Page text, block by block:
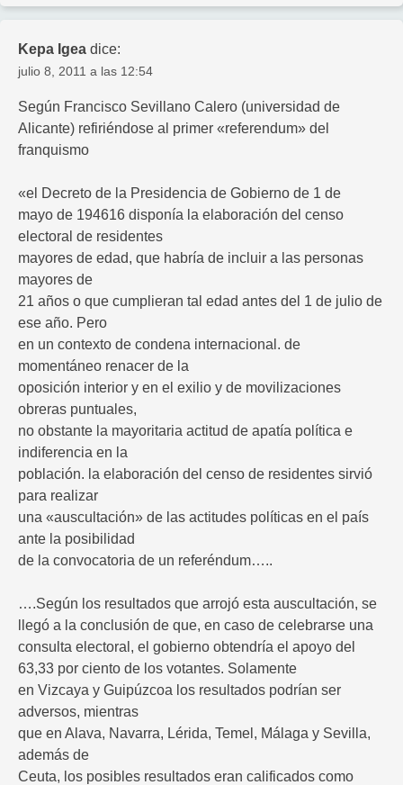
Kepa Igea dice:
julio 8, 2011 a las 12:54
Según Francisco Sevillano Calero (universidad de
Alicante) refiriéndose al primer «referendum» del
franquismo
«el Decreto de la Presidencia de Gobierno de 1 de
mayo de 194616 disponía la elaboración del censo
electoral de residentes
mayores de edad, que habría de incluir a las personas
mayores de
21 años o que cumplieran tal edad antes del 1 de julio de
ese año. Pero
en un contexto de condena internacional. de
momentáneo renacer de la
oposición interior y en el exilio y de movilizaciones
obreras puntuales,
no obstante la mayoritaria actitud de apatía política e
indiferencia en la
población. la elaboración del censo de residentes sirvió
para realizar
una «auscultación» de las actitudes políticas en el país
ante la posibilidad
de la convocatoria de un referéndum…..
….Según los resultados que arrojó esta auscultación, se
llegó a la conclusión de que, en caso de celebrarse una
consulta electoral, el gobierno obtendría el apoyo del
63,33 por ciento de los votantes. Solamente
en Vizcaya y Guipúzcoa los resultados podrían ser
adversos, mientras
que en Alava, Navarra, Lérida, Temel, Málaga y Sevilla,
además de
Ceuta, los posibles resultados eran calificados como